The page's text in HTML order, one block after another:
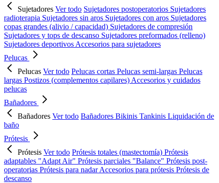
Sujetadores Ver todo Sujetadores postoperatorios Sujetadores
radioterapia Sujetadores sin aros Sujetadores con aros Sujetadores
copas grandes (alivio / capacidad) Sujetadores de compresión
Sujetadores y tops de descanso Sujetadores preformados (relleno)
Sujetadores deportivos Accesorios para sujetadores
Pelucas
Pelucas Ver todo Pelucas cortas Pelucas semi-largas Pelucas
largas Postizos (complementos capilares) Accesorios y cuidados
pelucas
Bañadores
Bañadores Ver todo Bañadores Bikinis Tankinis Liquidación de
baño
Prótesis
Prótesis Ver todo Prótesis totales (mastectomía) Prótesis
adaptables "Adapt Air" Prótesis parciales "Balance" Prótesis post-
operatorias Prótesis para nadarAccesorios para prótesis Prótesis de
descanso